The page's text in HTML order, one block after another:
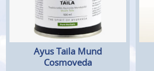
Ayus Taila Mund
Cosmoveda